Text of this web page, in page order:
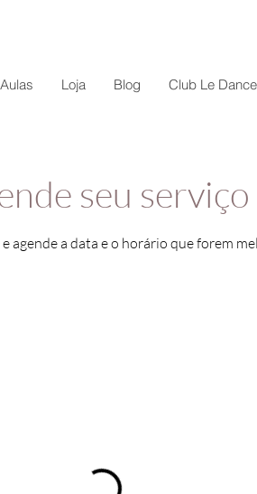
Aulas Loja Blog Club Le Dance
seu serviço
agende a data e o horário que forem